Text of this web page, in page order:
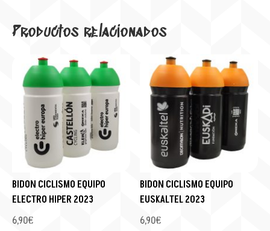
Productos relacionados
BIDON CICLISMO EQUIPO
ELECTRO HIPER 2023
6,90€
BIDON CICLISMO EQUIPO
EUSKALTEL 2023
6,90€